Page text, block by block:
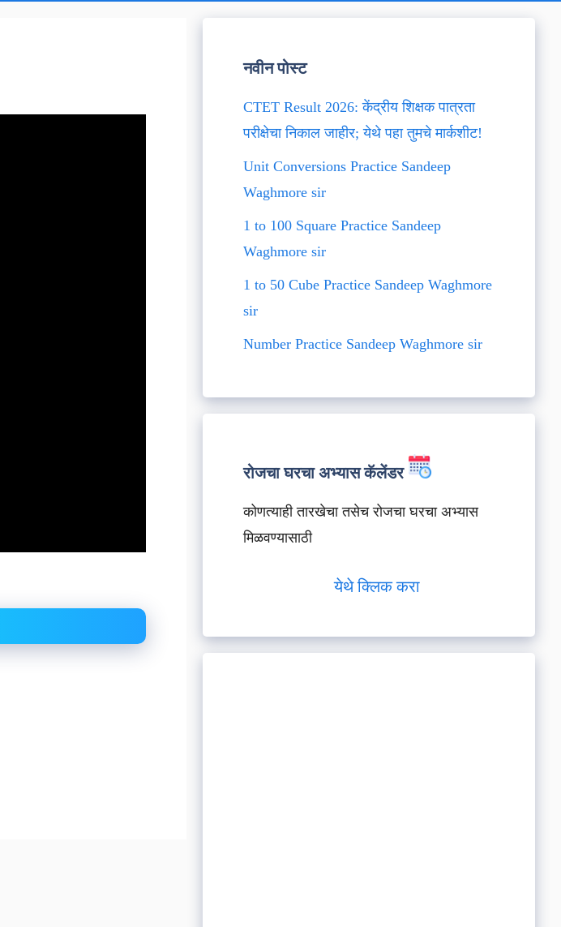
नवीन पोस्ट
CTET Result 2026: केंद्रीय शिक्षक पात्रता
परीक्षेचा निकाल जाहीर; येथे पहा तुमचे मार्कशीट!
Unit Conversions Practice Sandeep
Waghmore sir
1 to 100 Square Practice Sandeep
Waghmore sir
1 to 50 Cube Practice Sandeep Waghmore
sir
Number Practice Sandeep Waghmore sir
रोजचा घरचा अभ्यास कॅलेंडर
कोणत्याही तारखेचा तसेच रोजचा घरचा अभ्यास
मिळवण्यासाठी
येथे क्लिक करा